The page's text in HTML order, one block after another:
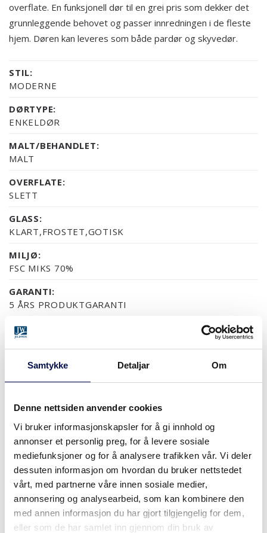
Samtykke Detaljar Om
Denne nettsiden anvender cookies
Vi bruker informasjonskapsler for å gi innhold og
annonser et personlig preg, for å levere sosiale
mediefunksjoner og for å analysere trafikken vår. Vi deler
dessuten informasjon om hvordan du bruker nettstedet
vårt, med partnerne våre innen sosiale medier,
annonsering og analysearbeid, som kan kombinere den
med annen informasjon du har gjort tilgjengelig for dem,
eller som de har samlet inn gjennom din bruk av
overflate. En funksjonell dør til en grei pris som dekker det
grunnleggende behovet og passer innredningen i de fleste
hjem. Døren kan leveres som både pardør og skyvedør.
STIL:
MODERNE
DØRTYPE:
ENKELDØR
MALT/BEHANDLET:
MALT
OVERFLATE:
SLETT
GLASS:
KLART,FROSTET,GOTISK
MILJØ:
FSC MIKS 70%
GARANTI:
5 ÅRS PRODUKTGARANTI
STØRRELSER
HVOR KAN MAN KJØPE